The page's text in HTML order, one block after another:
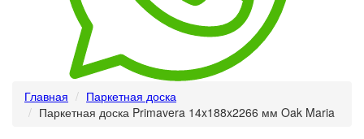
Главная
Паркетная доска
Паркетная доска Primavera 14x188x2266 мм Oak Maria